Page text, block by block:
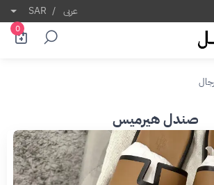
عربى /
SAR
0
رجال
صندل هيرميس